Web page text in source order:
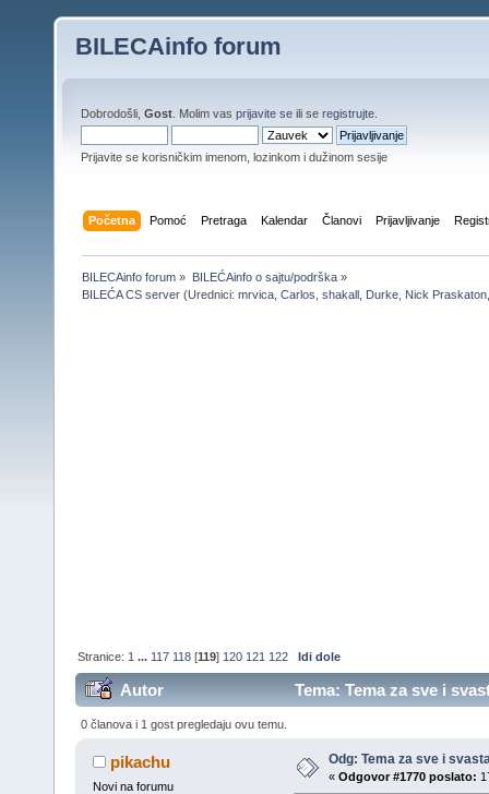
BILECAinfo forum
Dobrodošli, Gost . Molim vas prijavite se ili se registrujte
Prijavite se korisničkim imenom, lozinkom i dužinom sesije
Početna Pomoć Pretraga Kalendar Članovi Prijavljivanje
BILECAinfo forum » BILEĆAinfo o sajtu/podrška»
BILEĆA CS server (Urednici:mrvica ,Carlos ,shakall Durke Nick Praskaton
Stranice: 1 ... 117 118 [119] 120 121 122 Idi dole
Autor Tema: Tema za sve i
0 članova i 1 gost pregledaju ovu temu.
pikachu
Novi na forumu
Odg: Tema za sve i
« Odgovor #1770 poslato: